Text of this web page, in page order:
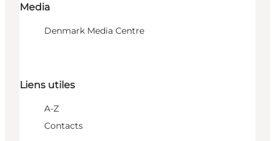
Media
Denmark Media Centre
Liens utiles
A-Z
Contacts